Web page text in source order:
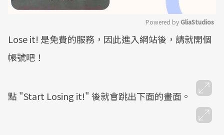
Mute
Powered by GliaStudios
Lose it! 是免費的服務，因此進入網站後，請就開個
帳號吧！
點 "Start Losing it!" 後就會跳出下面的畫面。